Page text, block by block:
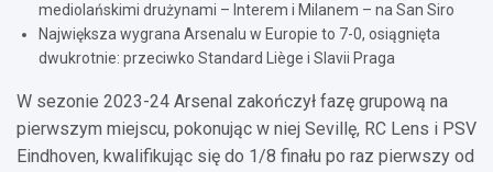
mediolańskimi drużynami – Interem i Milanem – na San Siro
Największa wygrana Arsenalu w Europie to 7-0, osiągnięta
dwukrotnie: przeciwko Standard Liège i Slavii Praga
W sezonie 2023-24 Arsenal zakończył fazę grupową na
pierwszym miejscu, pokonując w niej Sevillę, RC Lens i PSV
Eindhoven, kwalifikując się do 1/8 finału po raz pierwszy od